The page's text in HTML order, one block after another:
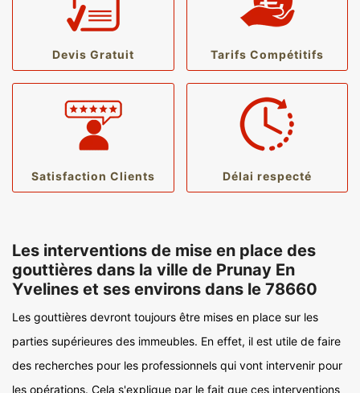
Devis Gratuit Tarifs Compétitifs
Satisfaction Clients Délai respecté
Les interventions de mise en place des
gouttières dans la ville de Prunay En
Yvelines et ses environs dans le 78660
Les gouttières devront toujours être mises en place sur les
parties supérieures des immeubles. En effet, il est utile de faire
des recherches pour les professionnels qui vont intervenir pour
les opérations. Cela s'explique par le fait que ces interventions